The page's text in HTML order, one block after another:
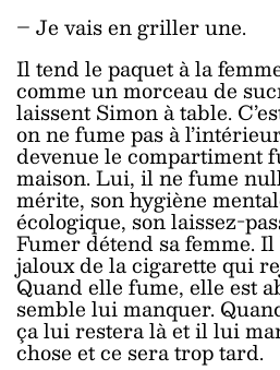
– Je vais en griller une.
Il tend le paquet à la
comme un morceau de
laissent Simon à table.
on ne fume pas à
devenue le compartiment
maison. Lui, il ne fume
mérite, son hygiène
écologique, son laissez-
Fumer détend sa femme.
jaloux de la cigarette qui
Quand elle fume, elle est
semble lui manquer.
ça lui restera là et il lui
chose et ce sera trop tard.